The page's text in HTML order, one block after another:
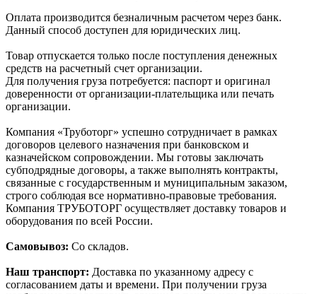
Оплата производится безналичным расчетом через банк.
Данный способ доступен для юридических лиц.
Товар отпускается только после поступления денежных
средств на расчетный счет организации.
Для получения груза потребуется: паспорт и оригинал
доверенности от организации-плательщика или печать
организации.
Компания «Труботорг» успешно сотрудничает в рамках
договоров целевого назначения при банковском и
казначейском сопровождении. Мы готовы заключать
субподрядные договоры, а также выполнять контракты,
связанные с государственным и муниципальным заказом,
строго соблюдая все нормативно-правовые требования.
Компания ТРУБОТОРГ осуществляет доставку товаров и
оборудования по всей России.
Самовывоз: Со складов.
Наш транспорт: Доставка по указанному адресу с
согласованием даты и времени. При получении груза